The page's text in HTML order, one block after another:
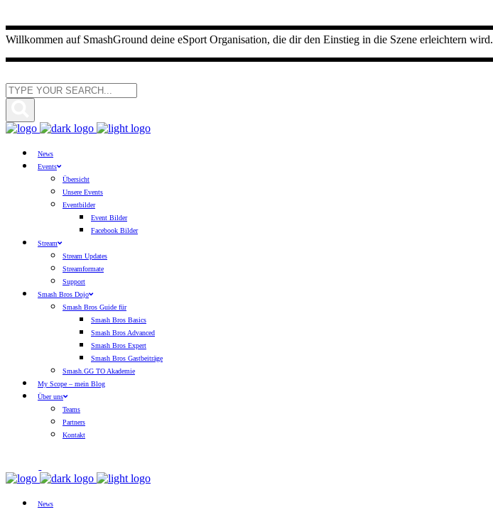
Willkommen auf SmashGround deine eSport Organisation, die dir den Einstieg in die Szene erleichtern wird.
News
Events
Übersicht
Unsere Events
Eventbilder
Event Bilder
Facebook Bilder
Stream
Stream Updates
Streamformate
Support
Smash Bros Dojo
Smash Bros Guide für
Smash Bros Basics
Smash Bros Advanced
Smash Bros Expert
Smash Bros Gastbeiträge
Smash.GG TO Akademie
My Scope – mein Blog
Über uns
Teams
Partners
Kontakt
News